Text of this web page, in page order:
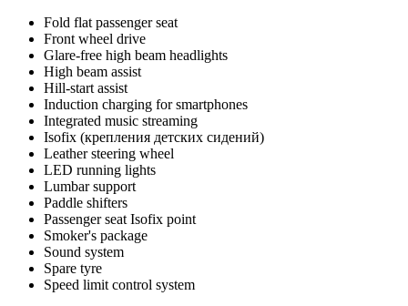
Fold flat passenger seat
Front wheel drive
Glare-free high beam headlights
High beam assist
Hill-start assist
Induction charging for smartphones
Integrated music streaming
Isofix (крепления детских сидений)
Leather steering wheel
LED running lights
Lumbar support
Paddle shifters
Passenger seat Isofix point
Smoker's package
Sound system
Spare tyre
Speed limit control system